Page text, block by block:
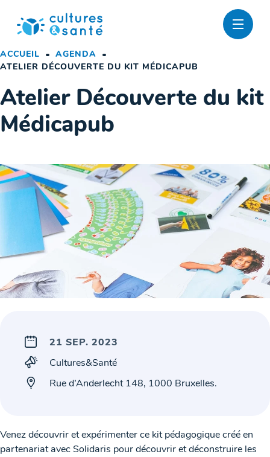
contenu
ACCUEIL
AGENDA
ATELIER DÉCOUVERTE DU KIT MÉDICAPUB
Atelier Découverte du kit
Médicapub
21 SEP. 2023
Cultures&Santé
Rue d’Anderlecht 148, 1000 Bruxelles.
Venez découvrir et expérimenter ce kit pédagogique créé en
partenariat avec Solidaris pour découvrir et déconstruire les